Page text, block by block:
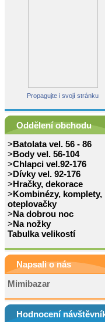
Propagujte i svojí stránku
Oddělení obchodu
>Batolata vel. 56 - 86
>Body vel. 56-104
>Chlapci vel.92-176
>Dívky vel. 92-176
>Hračky, dekorace
>Kombinézy, komplety,
oteplovačky
>Na dobrou noc
>Na nožky
Tabulka velikostí
Napsali o nás
Mimibazar
Hodnocení